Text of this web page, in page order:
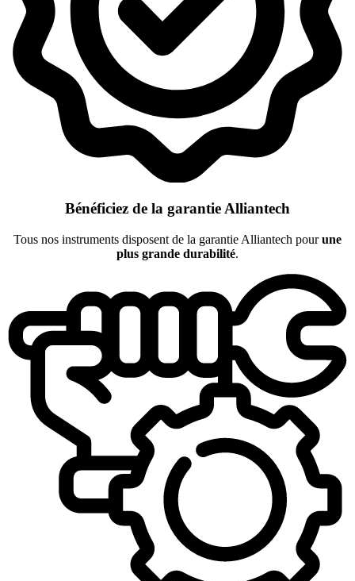
Bénéficiez de la garantie Alliantech
Tous nos instruments disposent de la garantie Alliantech pourune
plus grande durabilité.